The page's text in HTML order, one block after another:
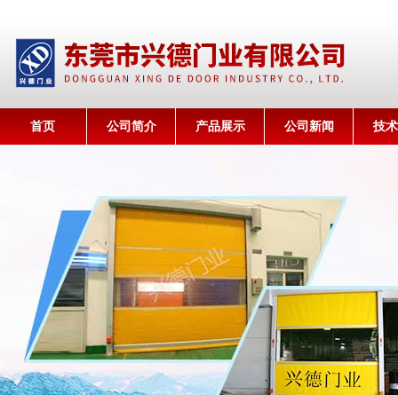
首页 公司简介 产品展示 公司新闻 技